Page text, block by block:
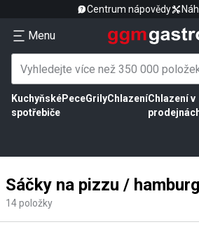
Centrum nápovědy
Menu
Kuchyňské
spotřebiče
PeceGrilyChlazeníChlazení v
Sáčky na pizzu /
14položky